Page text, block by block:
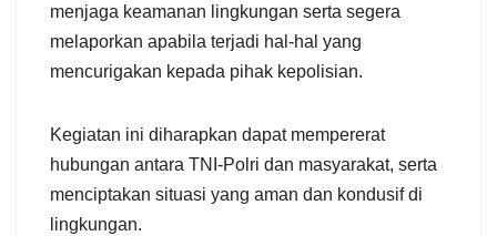
menjaga keamanan lingkungan serta segera
melaporkan apabila terjadi hal-hal yang
mencurigakan kepada pihak kepolisian.
Kegiatan ini diharapkan dapat mempererat
hubungan antara TNI-Polri dan masyarakat, serta
menciptakan situasi yang aman dan kondusif di
lingkungan.